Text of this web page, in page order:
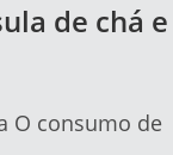
de chá e
O consumo de